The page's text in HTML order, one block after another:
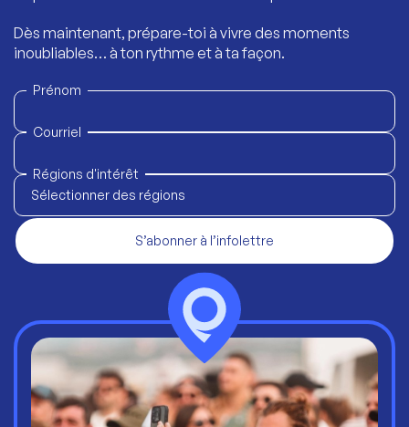
Dès maintenant, prépare-toi à vivre des moments
inoubliables… à ton rythme et à ta façon.
Prénom
Courriel
Régions d'intérêt
Sélectionner des régions
S’abonner à l’infolettre